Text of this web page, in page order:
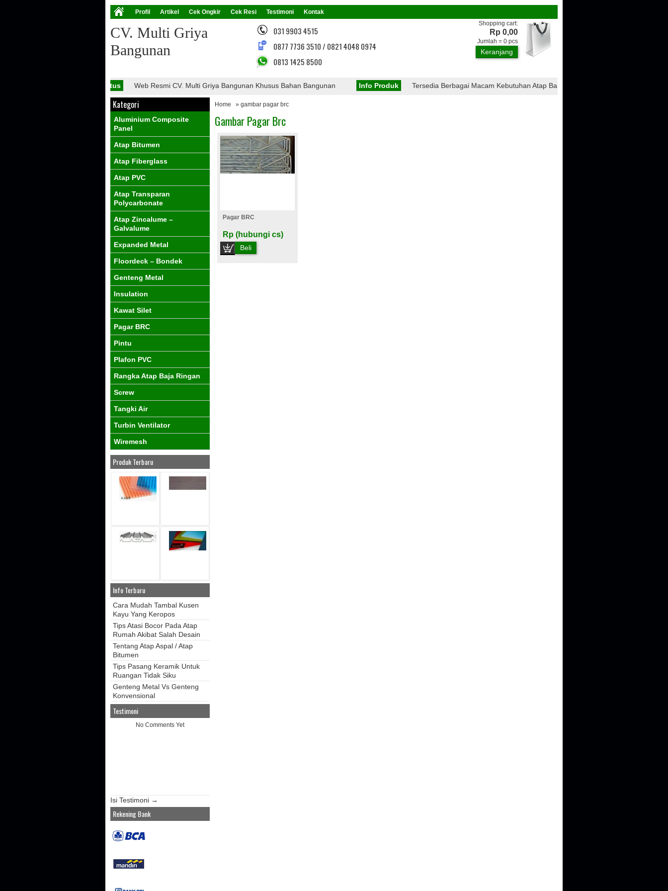
Profil Artikel Cek Ongkir Cek Resi Testimoni Kontak
CV. Multi Griya
Bangunan
031 9903 4515
0877 7736 3510 / 0821 4048 0974
0813 1425 8500
Shopping cart:
Rp 0,00
Jumlah = 0 pcs
Keranjang
Web Resmi CV. Multi Griya Bangunan Khusus Bahan Bangunan Info Produk Tersedia Berbagai Macam Kebutuhan Atap Bangunan, Seperti : Atap CTI, Atap
Home » gambar pagar brc
Gambar Pagar Brc
Pagar BRC
Rp (hubungi cs)
Beli
Kategori
Aluminium Composite
Panel
Atap Bitumen
Atap Fiberglass
Atap PVC
Atap Transparan
Polycarbonate
Atap Zincalume –
Galvalume
Expanded Metal
Floordeck – Bondek
Genteng Metal
Insulation
Kawat Silet
Pagar BRC
Pintu
Plafon PVC
Rangka Atap Baja Ringan
Screw
Tangki Air
Turbin Ventilator
Wiremesh
Produk Terbaru
Info Terbaru
Cara Mudah Tambal Kusen
Kayu Yang Keropos
Tips Atasi Bocor Pada Atap
Rumah Akibat Salah Desain
Tentang Atap Aspal / Atap
Bitumen
Tips Pasang Keramik Untuk
Ruangan Tidak Siku
Genteng Metal Vs Genteng
Konvensional
Testimoni
No Comments Yet
Isi Testimoni →
Rekening Bank